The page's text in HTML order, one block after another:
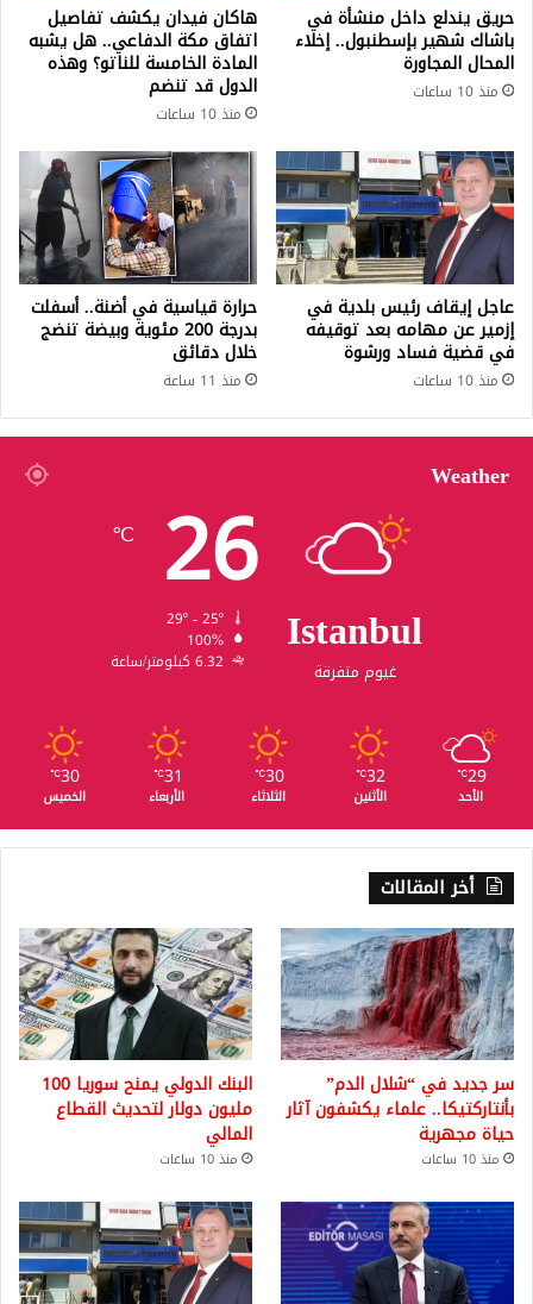
حريق يندلع داخل منشأة في
باشاك شهير بإسطنبول.. إخلاء
المحال المجاورة
منذ 10 ساعات
هاكان فيدان يكشف تفاصيل
اتفاق مكة الدفاعي.. هل يشبه
المادة الخامسة للناتو؟ وهذه
الدول قد تنضم
منذ 10 ساعات
عاجل إيقاف رئيس بلدية في
إزمير عن مهامه بعد توقيفه
في قضية فساد ورشوة
منذ 10 ساعات
حرارة قياسية في أضنة.. أسفلت
بدرجة 200 مئوية وبيضة تنضج
خلال دقائق
منذ 11 ساعة
Weather
Istanbul
غيوم متفرقة
26
℃
100%
6.32 كيلومتر/ساعة
29
℃
الأحد
32
℃
الأثنين
30
℃
الثلاثاء
31
℃
الأربعاء
30
℃
الخميس
أخر المقالات
سر جديد في “شلال الدم”
بأنتاركتيكا.. علماء يكشفون آثار
حياة مجهرية
منذ 10 ساعات
البنك الدولي يمنح سوريا 100
مليون دولار لتحديث القطاع
المالي
منذ 10 ساعات